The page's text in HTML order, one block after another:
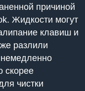
причиной
Жидкости могут
клавиш и
разлили
немедленно
скорее
чистки